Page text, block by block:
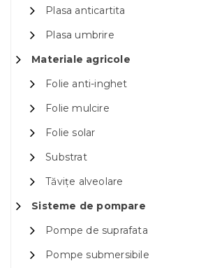
Plasa anticartita
Plasa umbrire
Materiale agricole
Folie anti-inghet
Folie mulcire
Folie solar
Substrat
Tăvițe alveolare
Sisteme de pompare
Pompe de suprafata
Pompe submersibile